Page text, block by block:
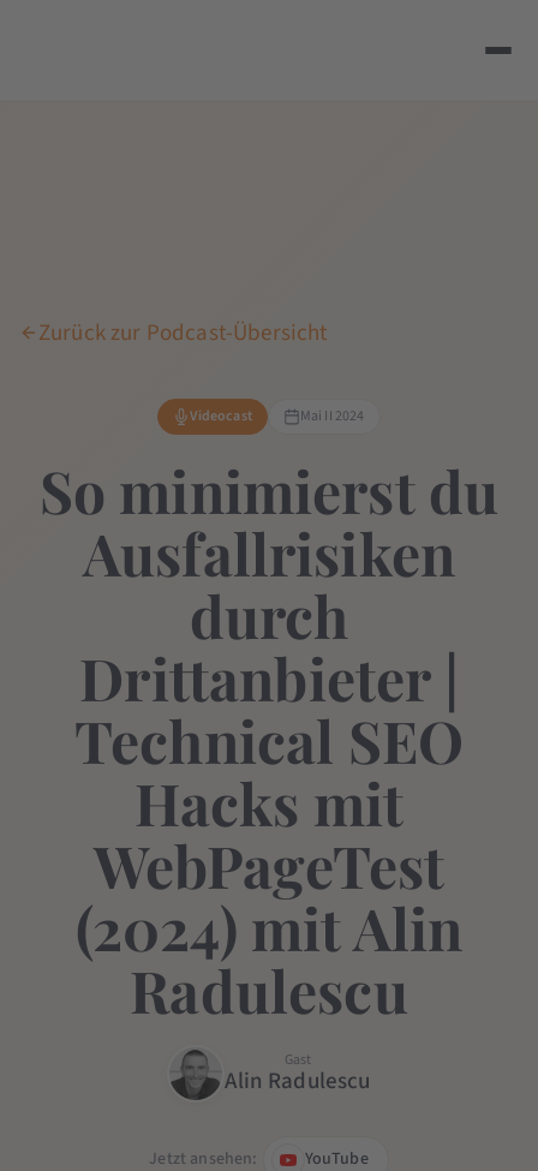
Zurück zur Podcast-Übersicht
Videocast Mai II 2024
So minimierst du
Ausfallrisiken
durch
Drittanbieter |
Technical SEO
Hacks mit
WebPageTest
(2024) mit Alin
Radulescu
Gast
Alin Radulescu
Jetzt ansehen: YouTube